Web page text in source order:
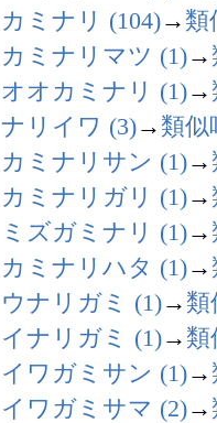
カミナリ (104)→ 類
カミナリマツ (1)→
オオカミナリ (1)→
ナリイワ (3)→ 類似
カミナリサン (1)→
カミナリガリ (1)→
ミズガミナリ (1)→
カミナリハタ (1)→
ウナリガミ (1)→ 類
イナリガミ (1)→ 類
イワガミサン (1)→
イワガミサマ (2)→